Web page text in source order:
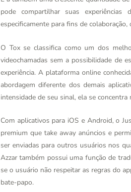
pode compartilhar suas experiências
especificamente para fins de
O Tox se classifica como um dos
videochamadas sem a possibilidade de
experiência. A plataforma online
abordagem diferente dos demais
intensidade de seu sinal, ela se
Com aplicativos para iOS e Android, o
premium que take away anúncios e
ser enviadas para outros usuários nos
Azzar também possui uma função de
se o usuário não respeitar as regras do
bate-papo.